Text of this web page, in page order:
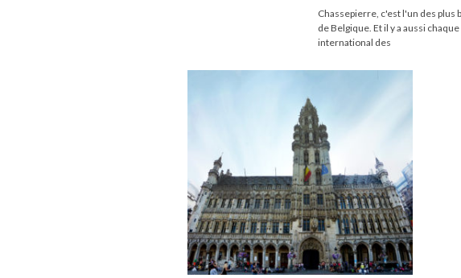
Chassepierre, c'est l'un des plus
de Belgique. Et il y a aussi
international des